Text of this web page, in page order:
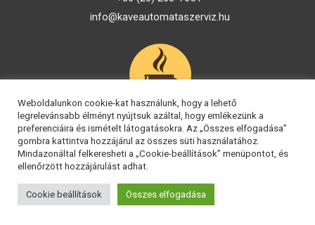
info@kaveautomataszerviz.hu
Copyright © 2026 Kávéautomata Szerviz
Fejlesztés:wSoft
Weboldalunkon cookie-kat használunk, hogy a lehető
legrelevánsabb élményt nyújtsuk azáltal, hogy emlékezünk a
preferenciáira és ismételt látogatásokra. Az „Összes elfogadása”
gombra kattintva hozzájárul az összes süti használatához.
Mindazonáltal felkeresheti a „Cookie-beállítások” menüpontot, és
ellenőrzött hozzájárulást adhat.
Cookie beállítások Összes elfogadása